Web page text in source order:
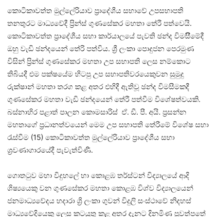
කොටිකාවත්ත මුල්ලේරියාව ප්‍රාදේශීය සභාවේ උපසභාපති
තනතුරට මාධ්‍යවේදී ප්‍රින්ස් ගුණසේකර මහතා තේරී පත්වෙයි.
කොටිකාවත්ත ප්‍රාදේශීය සභා කාර්යාලයේ පැවති ඡන්ද විමසිීමේදී
ඔහු වැඩි ඡන්දයෙන් තේරි පත්විය. ශ්‍රී ලංකා පොදුජන පෙරමුණ
විසින් ප්‍රින්ස් ගුණසේකර මහතා උප සභාපති ලෙස නම්කොට
තිබියදී එම පක්ෂයේම හිටපු උප සභාපතිවරයෙකුවන සුමුදු
රුක්ෂාන් මහතා තරග කළ අතර එහිදී ඇතිවූ ඡන්ද විමසීමකදී
ගුණසේකර මහතා වැඩි ඡන්දයෙන් තේරී පත්වීම විශේෂත්වයකි.
බස්නාහිර පළාත් පාලන කොමසාරිස් ඒ. ඩී. පී. අයි. ප්‍රසන්න
මහතාගේ ප්‍රධානත්වයෙන් මෙම උප සභාපති තේරීමේ විශේෂ සභා
රැස්වීම (15) කොටිකාවත්ත මුල්ලේරියාව ප්‍රාදේශීය සභා
ශ්‍රවණාගාරයේදී පැවැත්විණී.
ගොතටුව මහා විදුහලේ හා කොළඹ තර්ස්ටන් විද්‍යාලයේ ආදි
ශිෂ්‍යයෙකු වන ගුණසේකර මහතා කොළඹ විශ්ව විද්‍යාලයෙන්
ජනමාධ්‍යවේදය හදාරා ශ්‍රි ලංකා ගුවන් විදුලි සංස්ථාවේ නිදහස්
මාධ්‍යවේදියෙකු ලෙස කටයුතු කළ අතර දැනට දිනමිණ පුවත්පතේ